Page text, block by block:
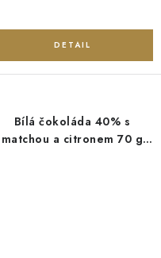
Bílá čokoláda 40% s
matchou a citronem 70 g